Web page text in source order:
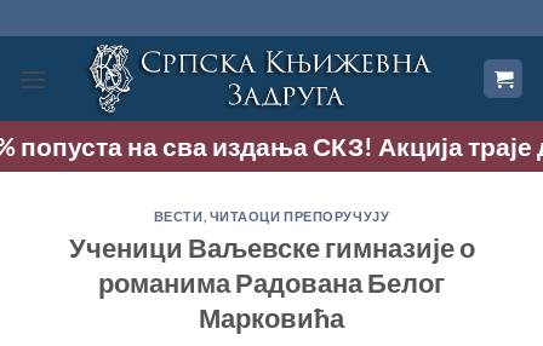
на
садржај
на сва издања СКЗ! Акција траје
ВЕСТИ ЧИТАОЦИ ПРЕПОРУЧУЈУ
Ученици Ваљевске гимназије о
романима Радована Белог
Марковића